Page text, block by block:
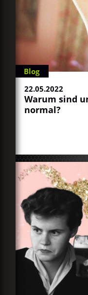
Blog
22.05.2022
Warum sind
normal?